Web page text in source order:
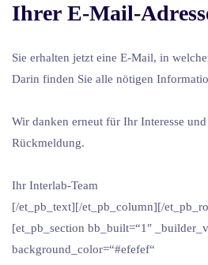
Ihrer E-Mail-
Sie erhalten jetzt eine E-Mail, in
Darin finden Sie alle nötigen
Wir danken erneut für Ihr Interesse
Rückmeldung.
Ihr Interlab-Team
[/et_pb_text][/et_pb_column][/
[et_pb_section bb_built=“1″
background_color=“#efefef“